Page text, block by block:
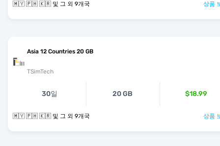
🇲🇾 🇵🇭 🇰🇷 및 그 외 9개국 상품
Asia 12 Countries 20 GB
TSimTech
30일 20 GB $18.99
🇲🇾 🇵🇭 🇰🇷 및 그 외 9개국 상품